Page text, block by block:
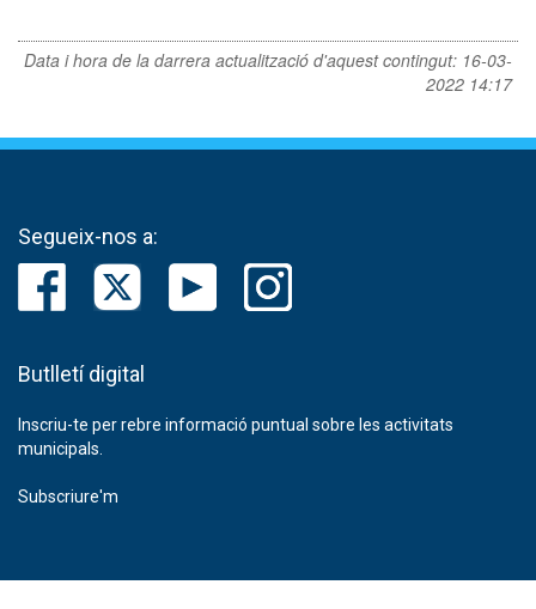
Data i hora de la darrera actualització d'aquest contingut: 16-03-
2022 14:17
Segueix-nos a:
Butlletí digital
Inscriu-te per rebre informació puntual sobre les activitats
municipals.
Subscriure'm